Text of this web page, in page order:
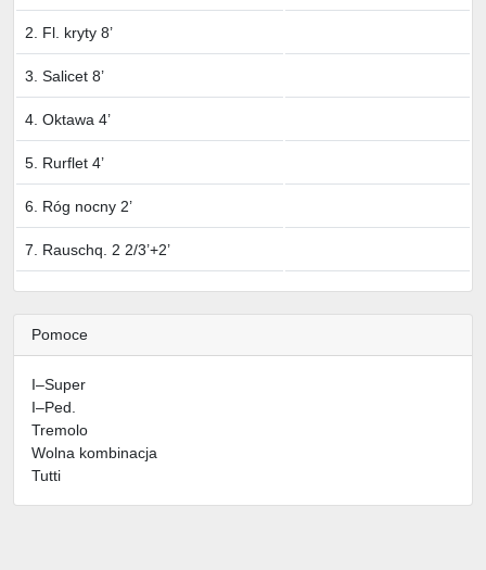
2. Fl. kryty 8’
3. Salicet 8’
4. Oktawa 4’
5. Rurflet 4’
6. Róg nocny 2’
7. Rauschq. 2 2/3’+2’
Pomoce
I–Super
I–Ped.
Tremolo
Wolna kombinacja
Tutti